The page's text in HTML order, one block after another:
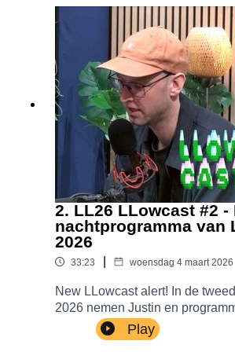
(Nationale
Wetenschapsprogramma.
de onderzoekers achter
2. LL26 LLowcast #2 -
nachtprogramma van
2026
33:23 woensdag 4 maart 2026
New LLowcast alert! In de
2026 nemen Justin en
Peeters je mee in het
Lowlands. Festivaldirecteur
Play